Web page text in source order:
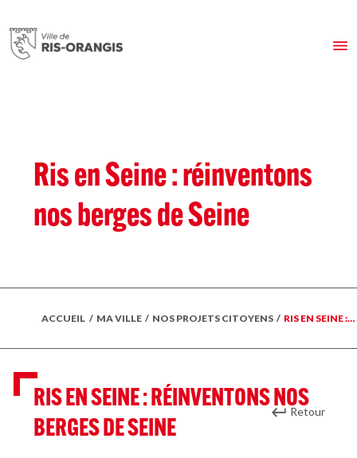
Ris en Seine : réinventons
nos berges de Seine
ACCUEIL / MA VILLE / NOS PROJETS CITOYENS / RIS EN SEINE :…
Retour
RIS EN SEINE : RÉINVENTONS NOS
BERGES DE SEINE